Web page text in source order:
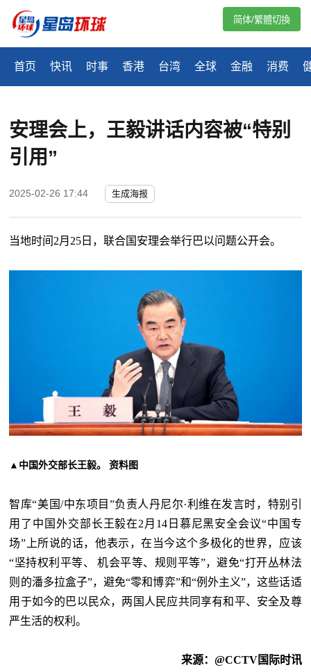
首页 快讯 时事 香港 台湾 全球 金融 消费
简体/繁體切換
安理会上，王毅讲话内容被“特别
引用”
2025-02-26 17:44 生成海报
当地时间 2月25日，联合国安理会举行巴以问题公开会。
▲ 中国外交部长王毅。 资料图
智库“美国/中东项目”负责人丹尼尔·利维在发言时，特别引
用了中国外交部长王毅在2月14日慕尼黑安全会议“中国专
场”上所说的话，他表示，在当今这个多极化的世界，应该
“坚持权利平等、 机会平等、规则平等”，避免“打开丛林法
则的潘多拉盒子”，避免“零和博弈”和“例外主义”，这些话适
用于如今的巴以民众，两国人民应共同享有和平、安全及尊
严生活的权利。
来源： @CCTV国际时讯‍‍‍